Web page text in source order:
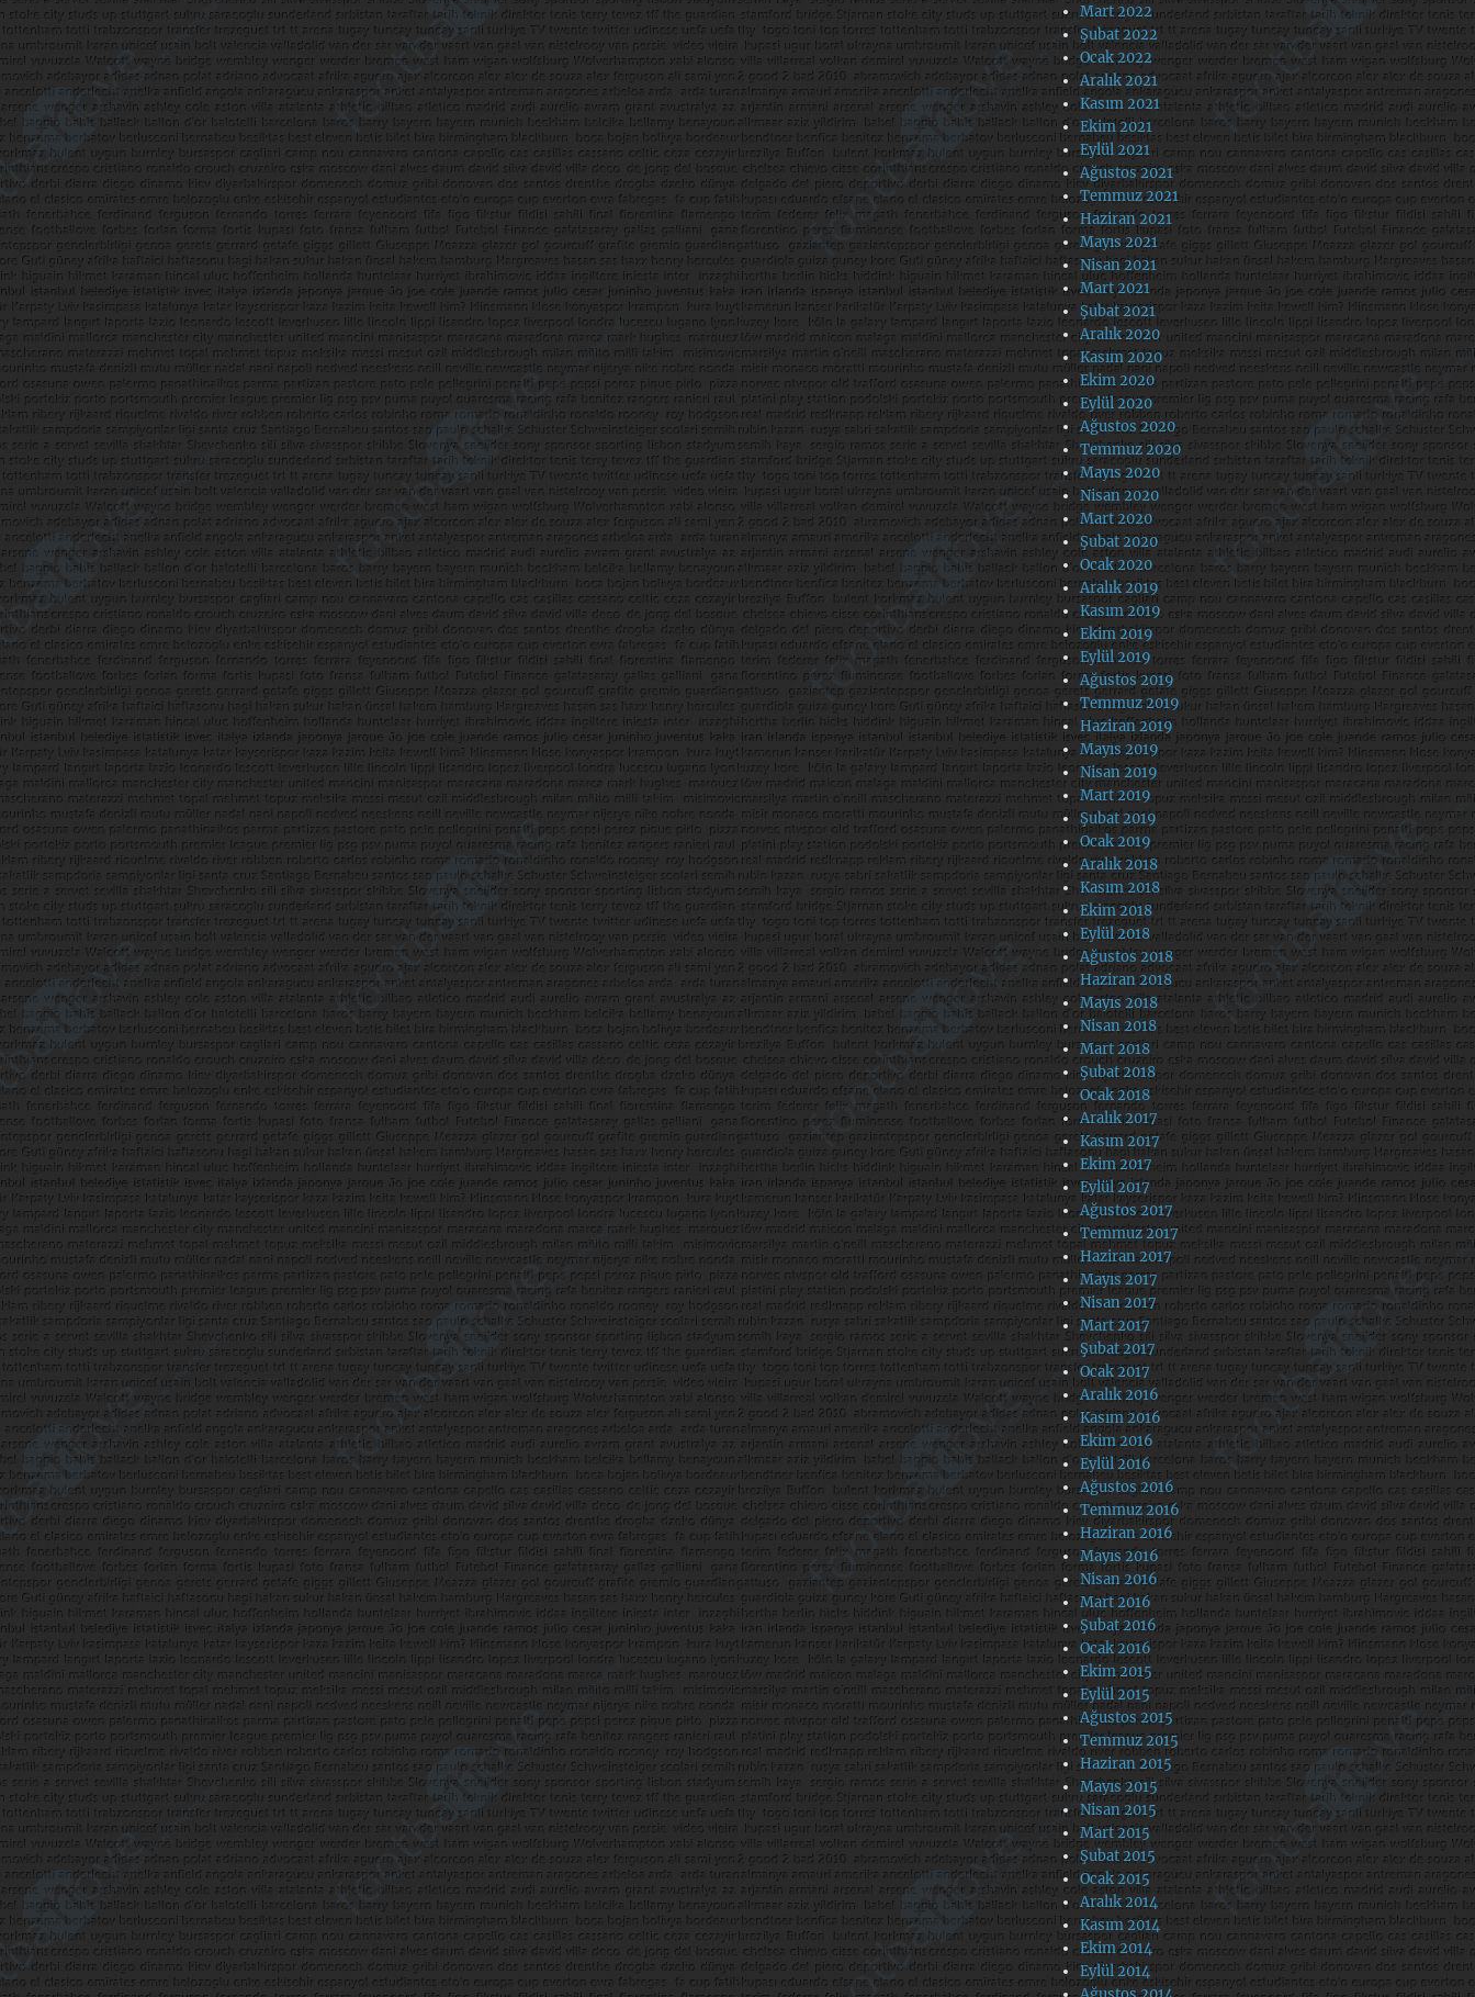
Mart 2022
Şubat 2022
Ocak 2022
Aralık 2021
Kasım 2021
Ekim 2021
Eylül 2021
Ağustos 2021
Temmuz 2021
Haziran 2021
Mayıs 2021
Nisan 2021
Mart 2021
Şubat 2021
Aralık 2020
Kasım 2020
Ekim 2020
Eylül 2020
Ağustos 2020
Temmuz 2020
Mayıs 2020
Nisan 2020
Mart 2020
Şubat 2020
Ocak 2020
Aralık 2019
Kasım 2019
Ekim 2019
Eylül 2019
Ağustos 2019
Temmuz 2019
Haziran 2019
Mayıs 2019
Nisan 2019
Mart 2019
Şubat 2019
Ocak 2019
Aralık 2018
Kasım 2018
Ekim 2018
Eylül 2018
Ağustos 2018
Haziran 2018
Mayıs 2018
Nisan 2018
Mart 2018
Şubat 2018
Ocak 2018
Aralık 2017
Kasım 2017
Ekim 2017
Eylül 2017
Ağustos 2017
Temmuz 2017
Haziran 2017
Mayıs 2017
Nisan 2017
Mart 2017
Şubat 2017
Ocak 2017
Aralık 2016
Kasım 2016
Ekim 2016
Eylül 2016
Ağustos 2016
Temmuz 2016
Haziran 2016
Mayıs 2016
Nisan 2016
Mart 2016
Şubat 2016
Ocak 2016
Ekim 2015
Eylül 2015
Ağustos 2015
Temmuz 2015
Haziran 2015
Mayıs 2015
Nisan 2015
Mart 2015
Şubat 2015
Ocak 2015
Aralık 2014
Kasım 2014
Ekim 2014
Eylül 2014